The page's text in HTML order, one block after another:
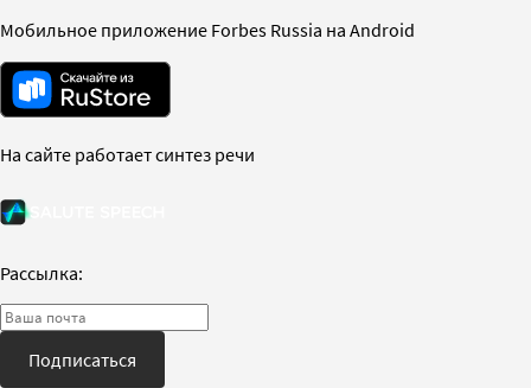
Мобильное приложение Forbes Russia на Android
На сайте работает синтез речи
Рассылка:
Подписаться